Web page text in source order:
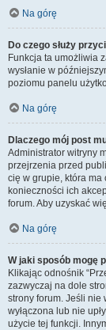
Na górę
Do czego służy
Funkcja ta umożliwia
wysłanie w
poziomu panelu
Na górę
Dlaczego mój post
Administrator witryny
przejrzenia przed
cię w grupie, która
konieczności ich
forum. Aby uzyskać
Na górę
W jaki sposób mogę
Klikając odnośnik
zazwyczaj na dole
strony forum. Jeśli nie
wyłączona lub nie
użycie tej funkcji.